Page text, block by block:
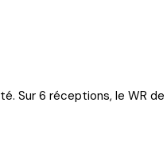
Sur 6 réceptions, le WR de